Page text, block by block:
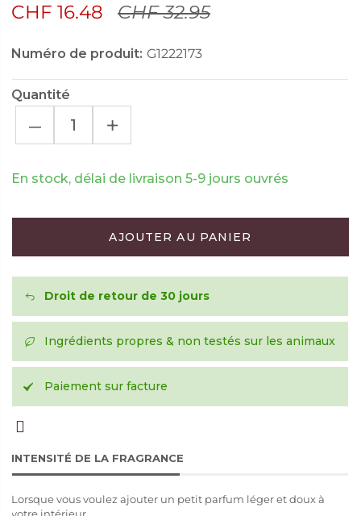
CHF 16.48 CHF 32.95
Numéro de produit: G1222173
Quantité
– +
En stock, délai de livraison 5-9 jours ouvrés
AJOUTER AU PANIER
Droit de retour de 30 jours
Ingrédients propres & non testés sur les animaux
Paiement sur facture
INTENSITÉ DE LA FRAGRANCE
Lorsque vous voulez ajouter un petit parfum léger et doux à